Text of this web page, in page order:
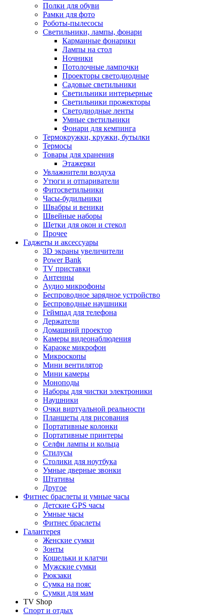
Полки для обуви
Рамки для фото
Роботы-пылесосы
Светильники, лампы, фонари
Карманные фонарики
Лампы на стол
Ночники
Потолочные лампочки
Проекторы светодиодные
Садовые светильники
Светильники интерьерные
Светильники прожекторы
Светодиодные ленты
Умные светильники
Фонари для кемпинга
Термокружки, кружки, бутылки
Термосы
Товары для хранения
Этажерки
Увлажнители воздуха
Утюги и отпариватели
Фитосветильники
Часы-будильники
Швабры и веники
Швейные наборы
Щетки для окон и стекол
Прочее
Гаджеты и аксессуары
3D экраны увеличители
Power Bank
TV приставки
Антенны
Аудио микрофоны
Беспроводное зарядное устройство
Беспроводные наушники
Геймпад для телефона
Держатели
Домашний проектор
Камеры видеонаблюдения
Караоке микрофон
Микроскопы
Мини вентилятор
Мини камеры
Моноподы
Наборы для чистки электроники
Наушники
Очки виртуальной реальности
Планшеты для рисования
Портативные колонки
Портативные принтеры
Селфи лампы и кольца
Стилусы
Столики для ноутбука
Умные дверные звонки
Штативы
Другое
Фитнес браслеты и умные часы
Детские GPS часы
Умные часы
Фитнес браслеты
Галантерея
Женские сумки
Зонты
Кошельки и клатчи
Мужские сумки
Рюкзаки
Сумка на пояс
Сумки для мам
TV Shop
Спорт и отдых